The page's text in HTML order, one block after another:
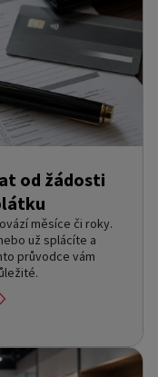
od žádosti
měsíce či roky.
už splácíte a
průvodce vám